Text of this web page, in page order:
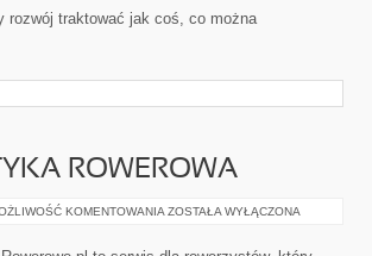
rozwój traktować jak coś, co można
ROWEROWA
KOMENTOWANIA BIKEPACKING
ROWEROWA
ZOSTAŁA WYŁĄCZONA